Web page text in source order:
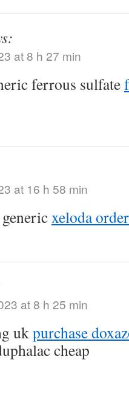
at 8 h 27 min
ferrous sulfate
at 16 h 58 min
xeloda
at 8 h 25 min
ukpurchase
cheap